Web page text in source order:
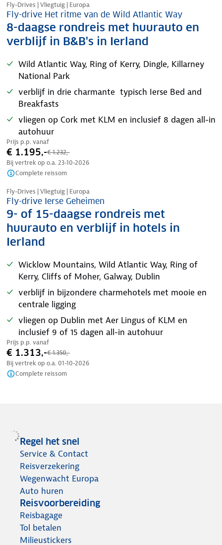
Fly-Drives | Vliegtuig | Europa
Fly-drive Het ritme van de Wild Atlantic Way
8-daagse rondreis met huurauto en
verblijf in B&B's in Ierland
Wild Atlantic Way, Ring of Kerry, Dingle, Killarney
National Park
verblijf in drie charmante typisch Ierse Bed and
Breakfasts
vliegen op Cork met KLM en inclusief 8 dagen all-in
autohuur
Prijs p.p. vanaf
€ 1.195,-€ 1.232,-
Bij vertrek op o.a. 23-10-2026
Complete reissom
Nazomer korting
Fly-Drives | Vliegtuig | Europa
Fly-drive Ierse Geheimen
9- of 15-daagse rondreis met
huurauto en verblijf in hotels in
Ierland
Wicklow Mountains, Wild Atlantic Way, Ring of
Kerry, Cliffs of Moher, Galway, Dublin
verblijf in bijzondere charmehotels met mooie en
centrale ligging
vliegen op Dublin met Aer Lingus of KLM en
inclusief 9 of 15 dagen all-in autohuur
Prijs p.p. vanaf
€ 1.313,-€ 1.350,-
Bij vertrek op o.a. 01-10-2026
Complete reissom
Regel het snel
Service & Contact
Reisverzekering
Wegenwacht Europa
Auto huren
Reisvoorbereiding
Reisbagage
Tol betalen
Milieustickers